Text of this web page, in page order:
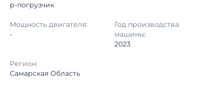
Кол-во ставок:
Регион: Самарская Область
р-погрузчик
Мощность двигателя:
-
Год производства
машины:
2023
Регион:
Самарская Область